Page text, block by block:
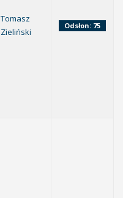
Tomasz
Zieliński
Odsłon: 75